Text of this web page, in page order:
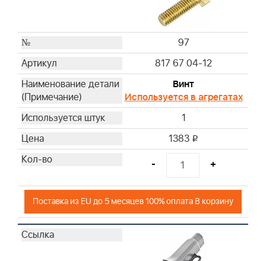
97
817 67 04-12
Винт
Используется в агрегатах
1
1383 i
- +
Поставка из EU до 5 месяцев 100% оплата В корзину